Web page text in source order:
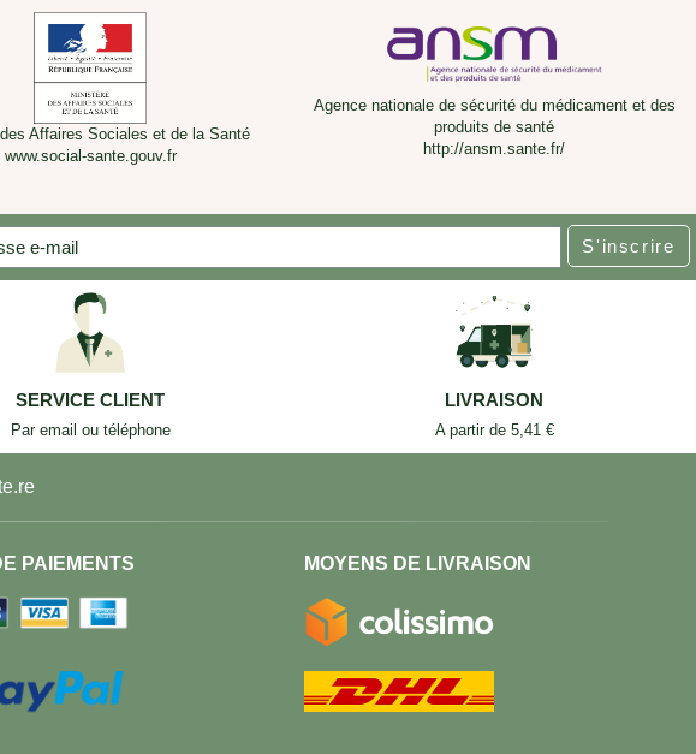
Affaires Sociales et de la Santé
www.social-sante.gouv.fr
Agence nationale de sécurité du médicament et des
produits de santé
http://ansm.sante.fr/
S'inscrire
SERVICE CLIENT
Par email ou téléphone
LIVRAISON
A partir de 5,41 €
PAIEMENTS MOYENS DE LIVRAISON